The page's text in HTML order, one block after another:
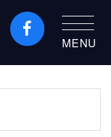
MENU